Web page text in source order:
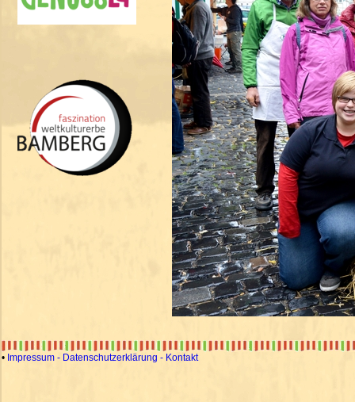
• Impressum - Datenschutzerklärung - Kontakt